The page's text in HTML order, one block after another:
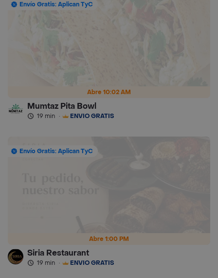
Abre 10:02 AM
Envío Gratis: Aplican TyC
Mumtaz Pita Bowl
19 min · ENVÍO GRATIS
Abre 1:00 PM
Envío Gratis: Aplican TyC
Siria Restaurant
19 min · ENVÍO GRATIS